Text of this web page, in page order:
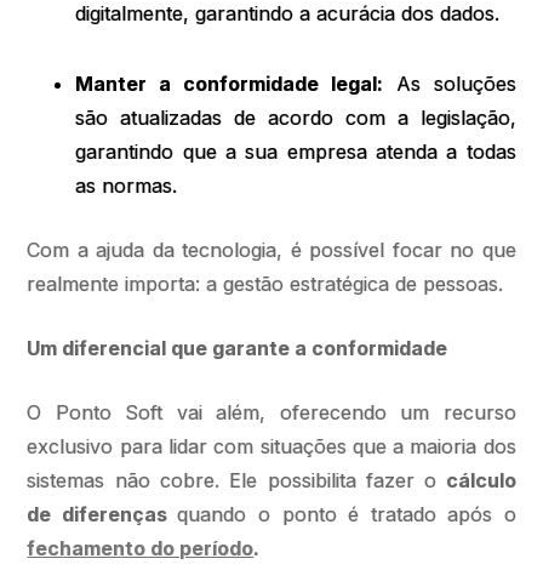
digitalmente, garantindo a acurácia dos dados.
Manter a conformidade legal: As soluções
são atualizadas de acordo com a legislação,
garantindo que a sua empresa atenda a todas
as normas.
Com a ajuda da tecnologia, é possível focar no que
realmente importa: a gestão estratégica de pessoas.
Um diferencial que garante a conformidade
O Ponto Soft vai além, oferecendo um recurso
exclusivo para lidar com situações que a maioria dos
sistemas não cobre. Ele possibilita fazer o cálculo
de diferençasquando o ponto é tratado após o
fechamento do período.